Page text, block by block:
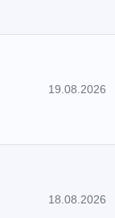
19.08.2026
18.08.2026